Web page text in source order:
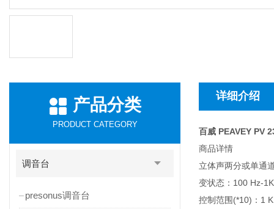
产品分类
PRODUCT CATEGORY
调音台
presonus调音台
详细介绍
百威 PEAVEY PV
商品详情
立体声两分或单通
变状态：100 Hz-
控制范围(*10)：1